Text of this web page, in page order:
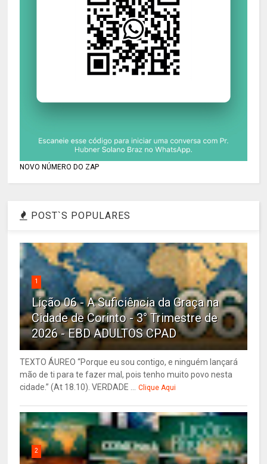
NOVO NÚMERO DO ZAP
POST`S POPULARES
1
Lição 06 - A Suficiência da Graça na
Cidade de Corinto - 3° Trimestre de
2026 - EBD ADULTOS CPAD
TEXTO ÁUREO “Porque eu sou contigo, e ninguém lançará
mão de ti para te fazer mal, pois tenho muito povo nesta
cidade.” (At 18.10). VERDADE ... Clique Aqui
2